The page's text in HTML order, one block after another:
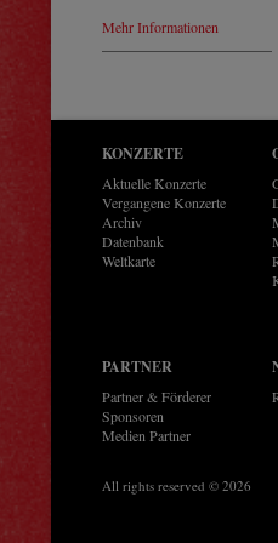
Mehr Informationen
KONZERTE
Aktuelle Konzerte
Vergangene Konzerte
Archiv
Datenbank
Weltkarte
PARTNER
Partner & Förderer
Sponsoren
Medien Partner
All rights reserved © 2026